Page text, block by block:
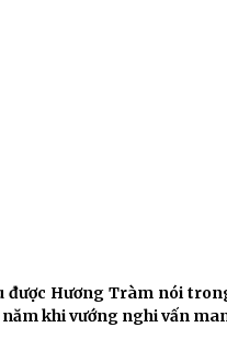
được Hương Tràm nói
năm khi vướng nghi vấn